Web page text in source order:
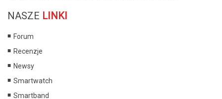
NASZE LINKI
Forum
Recenzje
Newsy
Smartwatch
Smartband